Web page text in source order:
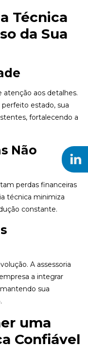
Técnica
da Sua
atenção aos detalhes.
estado, sua
fortalecendo a
Não
perdas financeiras
técnica minimiza
constante.
A assessoria
a integrar
sua
uma
Confiável